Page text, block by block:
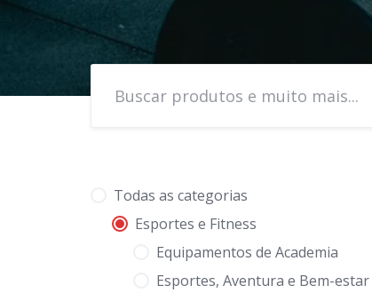
Todas as categorias
Esportes e Fitness
Equipamentos de Academia
Esportes, Aventura e Bem-estar